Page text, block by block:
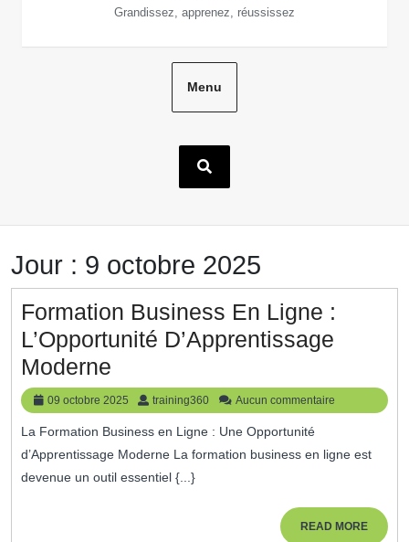
Grandissez, apprenez, réussissez
Menu
Jour : 9 octobre 2025
Formation Business En Ligne :
L’Opportunité D’Apprentissage
Moderne
Business
En
Ligne
:
09 octobre 2025
09
octobre
2025
training360 training360
Aucun commentaire
La Formation Business en Ligne : Une Opportunité
d’Apprentissage Moderne La formation business en ligne est
devenue un outil essentiel {...}
READ MOREREAD